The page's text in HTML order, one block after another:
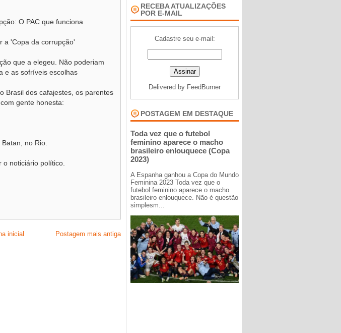
O PAC que funciona
a 'Copa da corrupção'
que a elegeu. Não poderiam
e as sofríveis escolhas
Brasil dos cafajestes, os parentes
gente honesta:
no Rio.
noticiário político.
Postagem mais antiga
inicial
RECEBA ATUALIZAÇÕES
POR E-MAIL
Cadastre seu e-mail:
Delivered by FeedBurner
POSTAGEM EM DESTAQUE
Toda vez que o futebol
feminino aparece o macho
brasileiro enlouquece (Copa
2023)
A Espanha ganhou a Copa do Mundo
Feminina 2023 Toda vez que o
futebol feminino aparece o macho
brasileiro enlouquece. Não é questão
simplesm...